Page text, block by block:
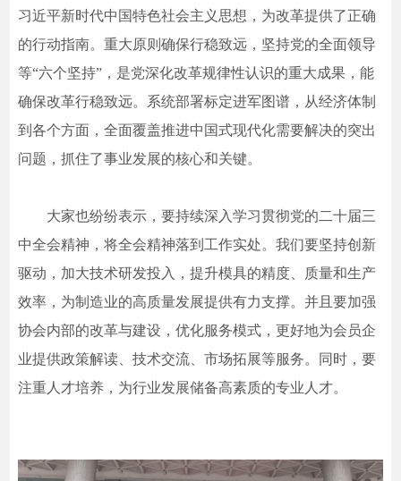
习近平新时代中国特色社会主义思想，为改革提供了正确
的行动指南。重大原则确保行稳致远，坚持党的全面领导
等“六个坚持”，是党深化改革规律性认识的重大成果，能
确保改革行稳致远。系统部署标定进军图谱，从经济体制
到各个方面，全面覆盖推进中国式现代化需要解决的突出
问题，抓住了事业发展的核心和关键。
大家也纷纷表示，要持续深入学习贯彻党的二十届三
中全会精神，将全会精神落到工作实处。我们要坚持创新
驱动，加大技术研发投入，提升模具的精度、质量和生产
效率，为制造业的高质量发展提供有力支撑。并且要加强
协会内部的改革与建设，优化服务模式，更好地为会员企
业提供政策解读、技术交流、市场拓展等服务。同时，要
注重人才培养，为行业发展储备高素质的专业人才。